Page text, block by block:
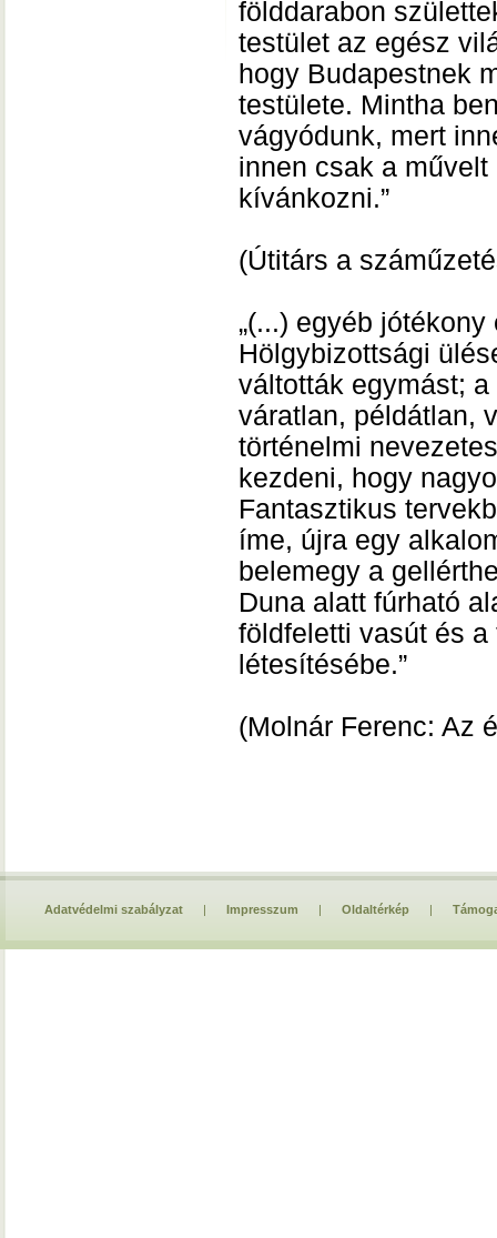
földdarabon
testület az egész
hogy Budapestnek
testülete. Mintha
vágyódunk, mert
innen csak a
kívánkozni.”
(Útitárs a
„(...) egyéb
Hölgybizottsági
váltották egymást;
váratlan, példátlan,
történelmi
kezdeni, hogy
Fantasztikus
íme, újra egy
belemegy a
Duna alatt fúrható
földfeletti vasút és
létesítésébe.”
(Molnár Ferenc: Az
Adatvédelmi szabályzat | Impresszum | Oldaltérkép |